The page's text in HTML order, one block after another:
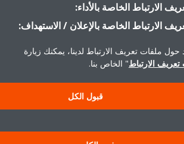
الخاصة بالأداء:
الخاصة بالإعلان / الاستهداف:
تعريف الارتباط لدينا، يمكنك زيارة
الارتباط" الخاص بنا.
قبول الكل